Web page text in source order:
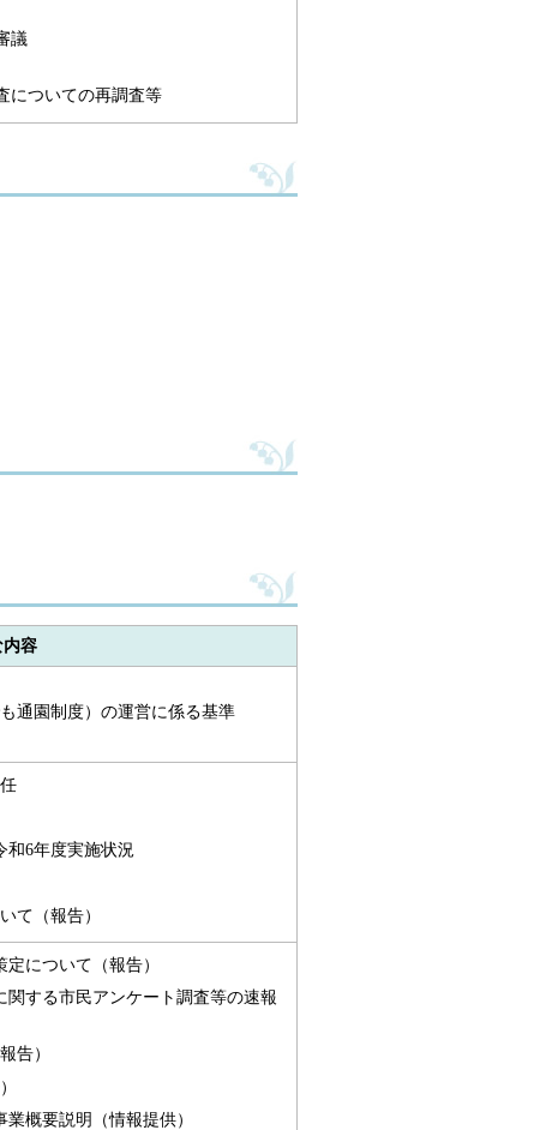
議
についての再調査等
容
通園制度）の運営に係る基準
和6年度実施状況
て（報告）
について（報告）
する市民アンケート調査等の速報
告）
概要説明​​​​​​（情報提供）